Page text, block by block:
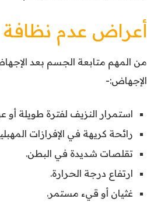
أعراض عدم نظافة
من المهم متابعة الجسم بعد
الإجهاض:-
استمرار النزيف لفترة طويلة أو
رائحة كريهة في الإفرازات
تقلصات شديدة في البطن.
ارتفاع درجة الحرارة.
غثيان أو قيء مستمر.